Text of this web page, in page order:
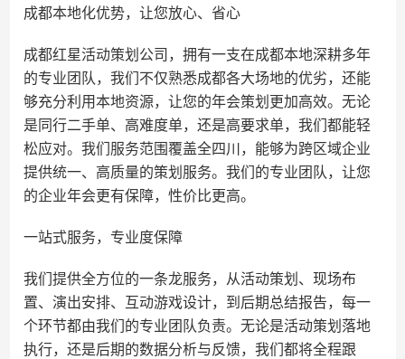
成都本地化优势，让您放心、省心
成都红星活动策划公司，拥有一支在成都本地深耕多年
的专业团队，我们不仅熟悉成都各大场地的优劣，还能
够充分利用本地资源，让您的年会策划更加高效。无论
是同行二手单、高难度单，还是高要求单，我们都能轻
松应对。我们服务范围覆盖全四川，能够为跨区域企业
提供统一、高质量的策划服务。我们的专业团队，让您
的企业年会更有保障，性价比更高。
一站式服务，专业度保障
我们提供全方位的一条龙服务，从活动策划、现场布
置、演出安排、互动游戏设计，到后期总结报告，每一
个环节都由我们的专业团队负责。无论是活动策划落地
执行，还是后期的数据分析与反馈，我们都将全程跟